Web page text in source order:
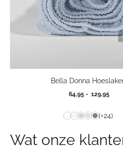
Bella Donna
64,95 - 129,95
(+24)
Wat onze